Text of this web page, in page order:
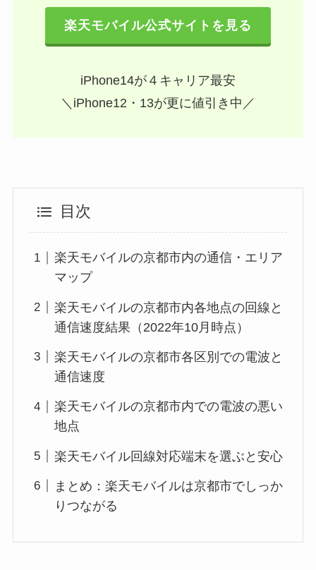
楽天モバイル公式サイトを見る
iPhone14が４キャリア最安
＼iPhone12・13が更に値引き中／
目次
楽天モバイルの京都市内の通信・エリア
マップ
楽天モバイルの京都市内各地点の回線と
通信速度結果（2022年10月時点）
楽天モバイルの京都市各区別での電波と
通信速度
楽天モバイルの京都市内での電波の悪い
地点
楽天モバイル回線対応端末を選ぶと安心
まとめ：楽天モバイルは京都市でしっか
りつながる